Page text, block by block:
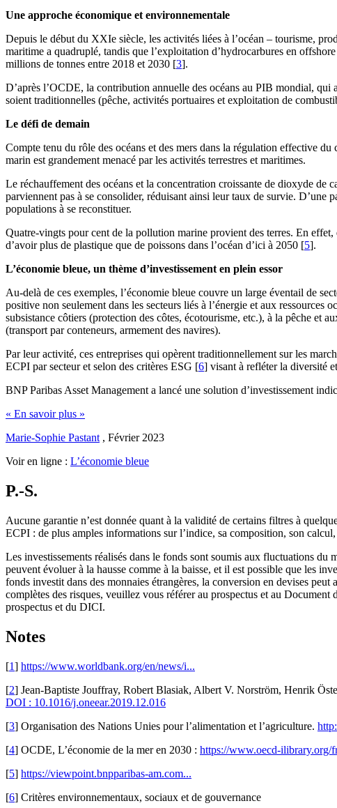
Une approche économique et environnementale
Depuis le début du XXIe siècle, les activités liées à l’océan – tourisme,
maritime a quadruplé, tandis que l’exploitation d’hydrocarbures en
millions de tonnes entre 2018 et 2030 [3].
D’après l’OCDE, la contribution annuelle des océans au PIB mondial,
soient traditionnelles (pêche, activités portuaires et exploitation de
Le défi de demain
Compte tenu du rôle des océans et des mers dans la régulation effective
marin est grandement menacé par les activités terrestres et maritimes.
Le réchauffement des océans et la concentration croissante de dioxyde de
parviennent pas à se consolider, réduisant ainsi leur taux de survie. D’une
populations à se reconstituer.
Quatre-vingts pour cent de la pollution marine provient des terres. En
d’avoir plus de plastique que de poissons dans l’océan d’ici à 2050 [5].
L’économie bleue, un thème d’investissement en plein essor
Au-delà de ces exemples, l’économie bleue couvre un large éventail de
positive non seulement dans les secteurs liés à l’énergie et aux
subsistance côtiers (protection des côtes, écotourisme, etc.), à la pêche et
(transport par conteneurs, armement des navires).
Par leur activité, ces entreprises qui opèrent traditionnellement sur les
ECPI par secteur et selon des critères ESG [6] visant à refléter la diversité
BNP Paribas Asset Management a lancé une solution d’investissement
« En savoir plus »
Marie-Sophie Pastant , Février 2023
Voir en ligne : L’économie bleue
P.-S.
Aucune garantie n’est donnée quant à la validité de certains filtres à
ECPI : de plus amples informations sur l’indice, sa composition, son
Les investissements réalisés dans le fonds sont soumis aux fluctuations du
peuvent évoluer à la hausse comme à la baisse, et il est possible que les
fonds investit dans des monnaies étrangères, la conversion en devises
complètes des risques, veuillez vous référer au prospectus et au
prospectus et du DICI.
Notes
[1] https://www.worldbank.org/en/news/i...
[2] Jean-Baptiste Jouffray, Robert Blasiak, Albert V. Norström, Henrik
DOI : 10.1016/j.oneear.2019.12.016
[3] Organisation des Nations Unies pour l’alimentation et l’agriculture.
[4] OCDE, L’économie de la mer en 2030 : https://www.oecd-ilibrary.org/
[5] https://viewpoint.bnpparibas-am.com...
[6] Critères environnementaux, sociaux et de gouvernance